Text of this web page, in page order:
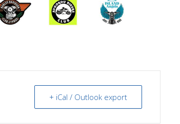
+ iCal / Outlook export